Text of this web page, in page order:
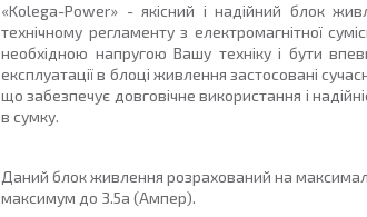
«Kolega-Power» - якісний і надійний блок
технічному регламенту з електромагнітної
необхідною напругою Вашу техніку і бути
експлуатації в блоці живлення застосовані
що забезпечує довговічне використання і
в сумку.
Даний блок живлення розрахований на
максимум до 3.5a (Ампер).